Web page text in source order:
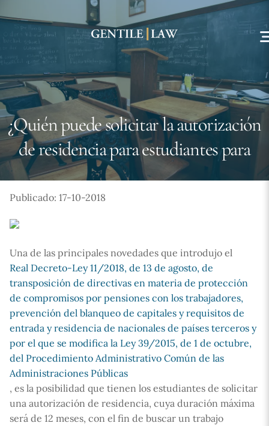
to
content
¿Quién puede solicitar la autorización
de residencia para estudiantes para
Publicado: 17-10-2018
Una de las principales novedades que introdujo el
Real Decreto-Ley 11/2018, de 13 de agosto, de
transposición de directivas en materia de protección
de compromisos por pensiones con los trabajadores,
prevención del blanqueo de capitales y requisitos de
entrada y residencia de nacionales de países terceros y
por el que se modifica la Ley 39/2015, de 1 de octubre,
del Procedimiento Administrativo Común de las
Administraciones Públicas
, es la posibilidad que tienen los estudiantes de solicitar
una autorización de residencia, cuya duración máxima
será de 12 meses, con el fin de buscar un trabajo